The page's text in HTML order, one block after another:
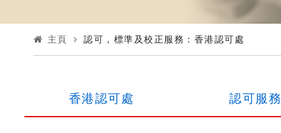
主頁 認可，標準及校正服務：香港認可處
香港認可處 認可服務